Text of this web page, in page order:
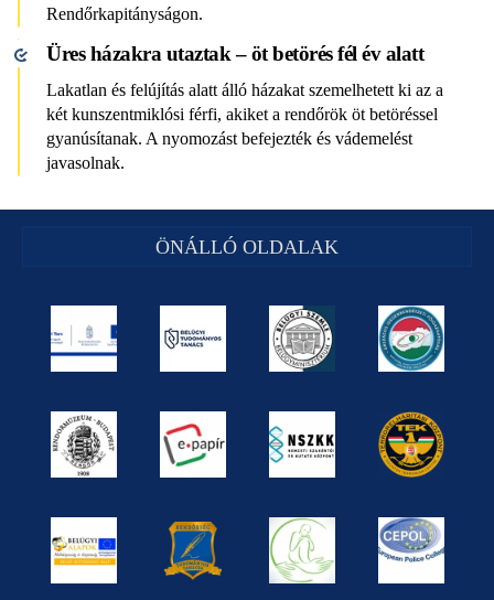
Rendőrkapitányságon.
Üres házakra utaztak – öt betörés fél év alatt
Lakatlan és felújítás alatt álló házakat szemelhetett ki az a
két kunszentmiklósi férfi, akiket a rendőrök öt betöréssel
gyanúsítanak. A nyomozást befejezték és vádemelést
javasolnak.
ÖNÁLLÓ OLDALAK